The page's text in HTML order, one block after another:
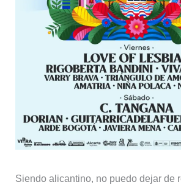
Siendo alicantino, no puedo dejar de